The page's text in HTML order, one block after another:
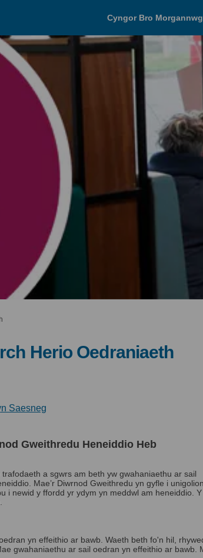
Cyngor Bro Morgannwg
Herio Oedraniaeth
- Ymgyrch Herio
- Ymgyrch Herio
- Ymgyrch Herio
- Ymgyrch Herio
Saesneg(Dolen allanol)
Gweithredu Heneiddio Heb
a sgwrs am beth yw gwahaniaethu ar sail
Mae’r Diwrnod Gweithredu yn gyfle i unigolion,
i newid y ffordd yr ydym yn meddwl am heneiddio. Y
yn effeithio ar bawb. Waeth beth fo'n hil,
gwahaniaethu ar sail oedran yn effeithio ar bawb.